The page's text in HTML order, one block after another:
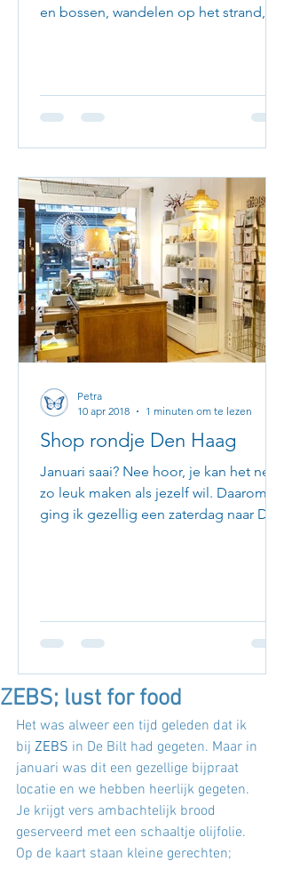
en bossen, wandelen op het strand, de
Shop rondje Den Haag
Januari saai? Nee hoor, je kan het net
zo leuk maken als jezelf wil. Daarom
ging ik gezellig een zaterdag naar Den
Petra
10 apr 2018
1 minuten om te lezen
ZEBS; lust for food
Het was alweer een tijd geleden dat ik
bij ZEBS in De Bilt had gegeten. Maar in
januari was dit een gezellige bijpraat
locatie en we hebben heerlijk gegeten.
Je krijgt vers ambachtelijk brood
geserveerd met een schaaltje olijfolie.
Op de kaart staan kleine gerechten;